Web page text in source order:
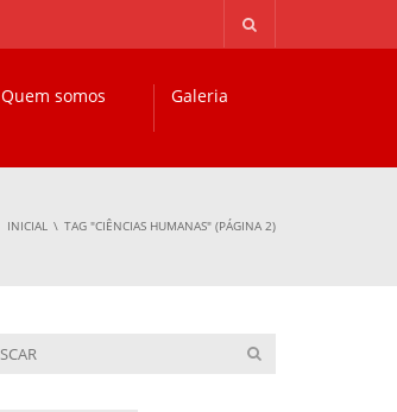
Quem somos Galeria
INICIAL TAG "CIÊNCIAS HUMANAS" (PÁGINA 2)